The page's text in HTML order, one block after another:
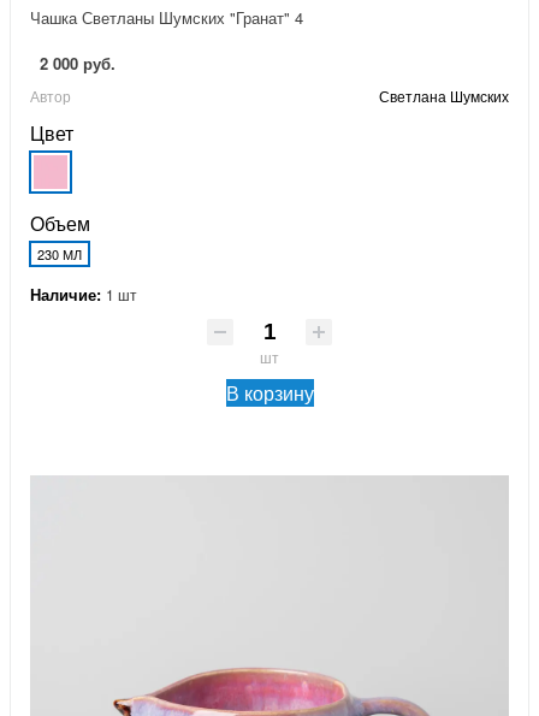
Чашка Светланы Шумских "Гранат" 4
2 000 руб.
Автор Светлана Шумских
Цвет
Объем
230 МЛ
Наличие: 1 шт
шт
В корзину